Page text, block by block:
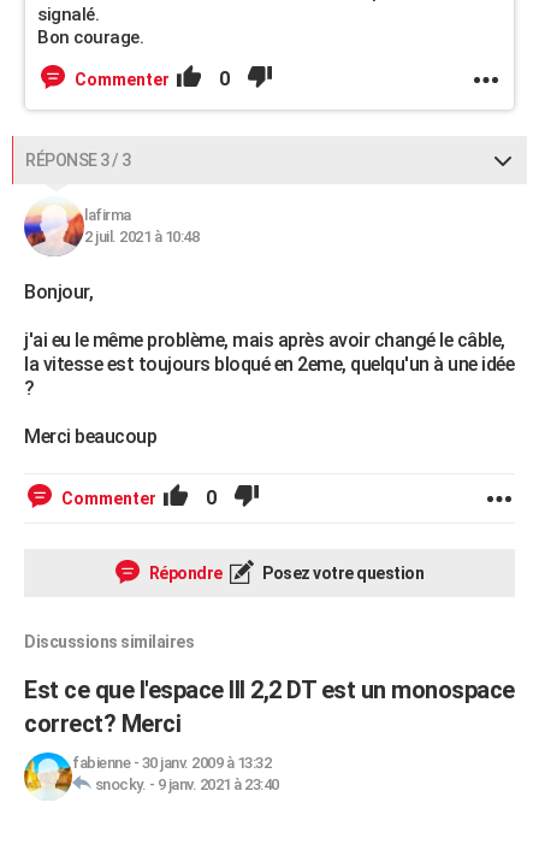
signalé.
Bon courage.
Commenter 0
RÉPONSE 3 / 3
lafirma
2 juil. 2021 à 10:48
Bonjour,
j'ai eu le même problème, mais après avoir changé le câble,
la vitesse est toujours bloqué en 2eme, quelqu'un à une idée
?
Merci beaucoup
Commenter 0
Répondre Posez votre question
Discussions similaires
Est ce que l'espace III 2,2 DT est un monospace
correct? Merci
fabienne- 30 janv. 2009 à 13:32
snocky. - 9 janv. 2021 à 23:40